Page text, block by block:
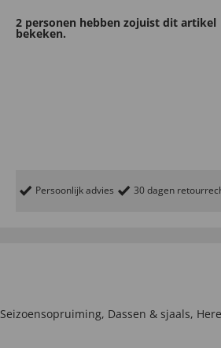
2 personen hebben zojuist dit artikel
bekeken.
Persoonlijk advies 30 dagen
Seizoensopruiming, Dassen & sjaals,